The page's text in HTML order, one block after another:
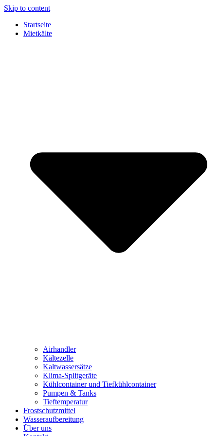
Skip to content
Startseite
Mietkälte
Airhandler
Kältezelle
Kaltwassersätze
Klima-Splitgeräte
Kühlcontainer und Tiefkühlcontainer
Pumpen & Tanks
Tieftemperatur
Frostschutzmittel
Wasseraufbereitung
Über uns